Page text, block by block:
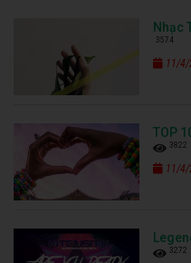
Nhạc
3574
11/4/
TOP
3822
11/4/
3272